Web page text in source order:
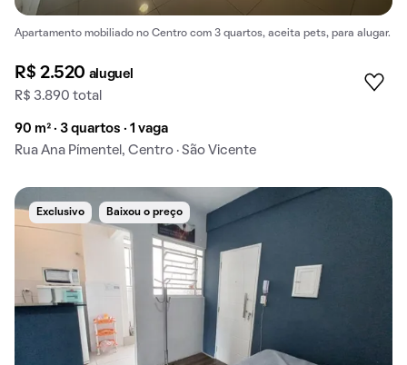
Apartamento mobiliado no Centro com 3 quartos, aceita pets, para alugar.
R$ 2.520 aluguel
R$ 3.890 total
90 m² · 3 quartos · 1 vaga
Rua Ana Pímentel, Centro · São Vicente
Exclusivo Baixou o preço